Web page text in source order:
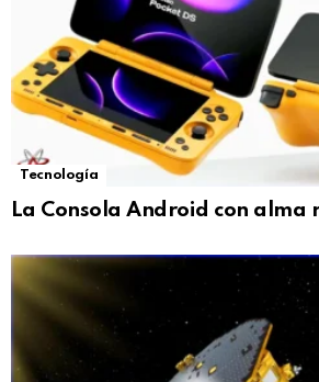
Tecnología
La Consola Android con alma